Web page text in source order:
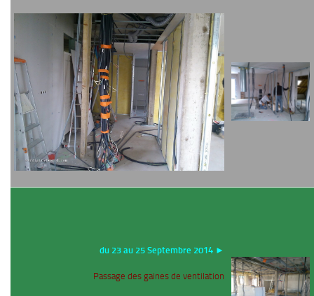
du 23 au 25 Septembre 2014 ►
Passage des gaines de ventilation